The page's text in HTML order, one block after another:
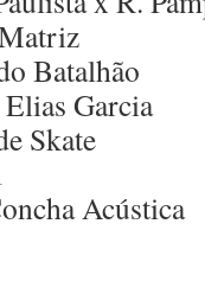
Batalhão
Garcia
Skate
Acústica